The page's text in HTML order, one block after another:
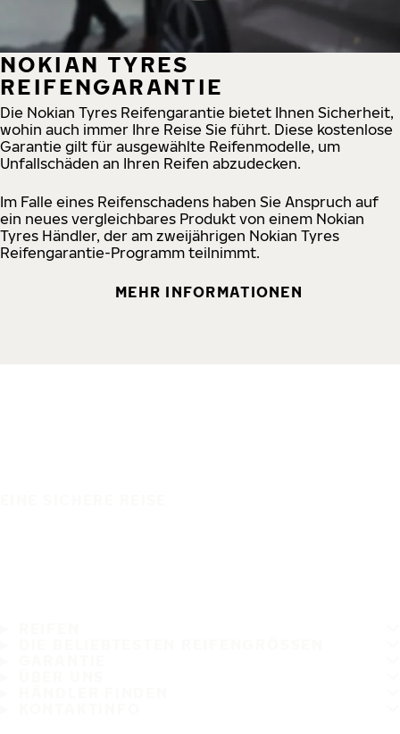
NOKIAN TYRES
REIFENGARANTIE
Die Nokian Tyres Reifengarantie bietet Ihnen Sicherheit,
wohin auch immer Ihre Reise Sie führt. Diese kostenlose
Garantie gilt für ausgewählte Reifenmodelle, um
Unfallschäden an Ihren Reifen abzudecken.
Im Falle eines Reifenschadens haben Sie Anspruch auf
ein neues vergleichbares Produkt von einem Nokian
Tyres Händler, der am zweijährigen Nokian Tyres
Reifengarantie-Programm teilnimmt.
MEHR INFORMATIONEN